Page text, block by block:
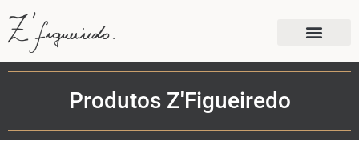
Produtos Z'Figueiredo